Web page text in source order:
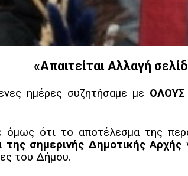
«Απαιτείται Αλλαγή
ημέρες συζητήσαμε με ΟΛΟΥΣ
όμως ότι το αποτέλεσμα της
της σημερινής Δημοτικής Αρχής
του Δήμου.